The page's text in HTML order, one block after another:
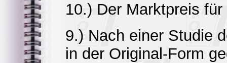
10.) Der Marktpreis
9.) Nach einer Studie
in der Original-Form